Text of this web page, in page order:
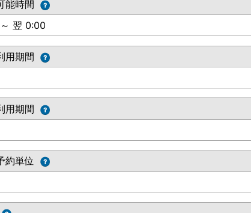
能時間
翌 0:00
用期間
用期間
約単位